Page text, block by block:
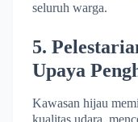
seluruh warga.
5.
Upaya
Kawasan hijau
kualitas udara,